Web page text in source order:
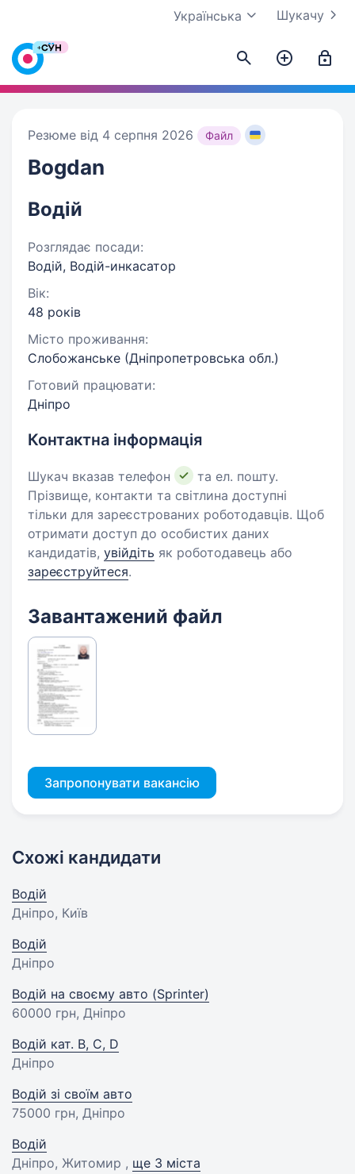
Шукачу
Українська
Резюме від 4 серпня 2026 Файл
Bogdan
Водій
Розглядає посади:
Водій, Водій-инкасатор
Вік:
48 років
Місто проживання:
Слобожанське (Дніпропетровська обл.)
Готовий працювати:
Дніпро
Контактна інформація
Шукач вказав телефон
та ел. пошту.
Прізвище, контакти та світлина доступні
тільки для зареєстрованих роботодавців. Щоб
отримати доступ до особистих даних
кандидатів, увійдіть як роботодавець або
зареєструйтеся.
Завантажений файл
Запропонувати вакансію
Схожі кандидати
Водій
Дніпро, Київ
Водій
Дніпро
Водій на своєму авто (Sprinter)
60000 грн, Дніпро
Водій кат. B, C, D
Дніпро
Водій зі своїм авто
75000 грн, Дніпро
Водій
Дніпро, Житомир , ще 3 міста